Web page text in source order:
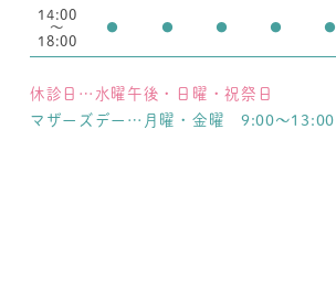
14:00
～
18:00
● ● ● ● ●
休診日…水曜午後・日曜・祝祭日
マザーズデー…月曜・金曜 9:00～13:00